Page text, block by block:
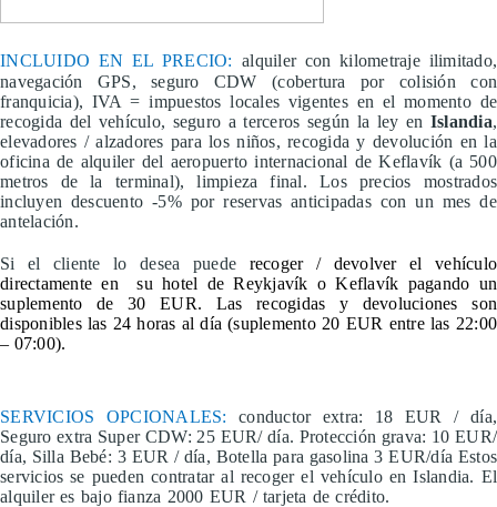
INCLUIDO EN EL PRECIO: alquiler con kilometraje ilimitado,
navegación GPS, seguro CDW (cobertura por colisión con
franquicia), IVA = impuestos locales vigentes en el momento de
recogida del vehículo, seguro a terceros según la ley en Islandia,
elevadores / alzadores para los niños, recogida y devolución en la
oficina de alquiler del aeropuerto internacional de Keflavík (a 500
metros de la terminal), limpieza final. Los precios mostrados
incluyen descuento -5% por reservas anticipadas con un mes de
antelación.
Si el cliente lo desea puede recoger / devolver el vehículo
directamente en su hotel de Reykjavík o Keflavík pagando un
suplemento de 30 EUR. Las recogidas y devoluciones son
disponibles las 24 horas al día (suplemento 20 EUR entre las 22:00
– 07:00).
SERVICIOS OPCIONALES: conductor extra: 18 EUR / día,
Seguro extra Super CDW: 25 EUR/ día. Protección grava: 10 EUR/
día, Silla Bebé: 3 EUR / día, Botella para gasolina 3 EUR/día Estos
servicios se pueden contratar al recoger el vehículo en Islandia. El
alquiler es bajo fianza 2000 EUR / tarjeta de crédito.